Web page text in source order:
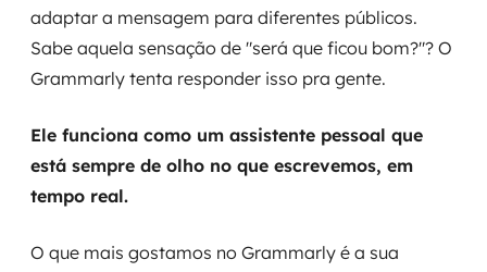
adaptar a mensagem para diferentes públicos.
Sabe aquela sensação de "será que ficou bom?"? O
Grammarly tenta responder isso pra gente.
Ele funciona como um assistente pessoal que
está sempre de olho no que escrevemos, em
tempo real.
O que mais gostamos no Grammarly é a sua